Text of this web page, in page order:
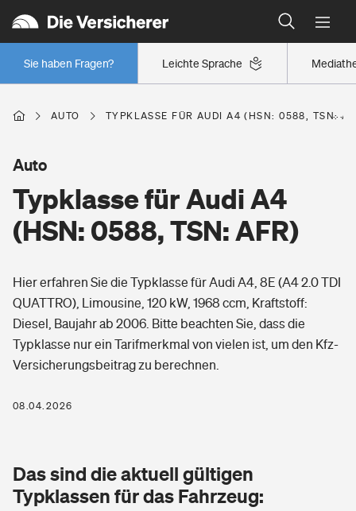
Leichte Sprache
Sie haben Fragen?
Wer versichert was: Jetzt Versicherer finden
Regionalklassen: So ist Ihre Region eingestuft
Wer versichert was: Jetzt Versicherer finden
Berufsunfähigkeitsversicherung
Erwerbsunfähigkeitsversicherung
Grundfähigkeitsversicherung
Arbeitsrechtsschutz
Berufshaftpflichtversicherung
Zur Übersicht
Tools
Wohnen
Elementarversicherung
Glasversicherung
Freizeit
Pri­vate Haft­pflicht­
Kinderunfall­ver­si­che­rung
Gesundheit
Private Krankenversicherung
Dread-Disease-Versicherung
AUTO TYPKLASSE FÜR AUDI A4 (HSN: 0588, TSN:
Typklasse für Audi A4
(HSN: 0588, TSN: AFR)
Auto
Hier erfahren Sie die Typklasse für Audi A4, 8E (A4 2.0 TDI
QUATTRO), Limousine, 120 kW, 1968 ccm, Kraftstoff:
Diesel, Baujahr ab 2006. Bitte beachten Sie, dass die
Typklasse nur ein Tarifmerkmal von vielen ist, um den Kfz-
Versicherungsbeitrag zu berechnen.
08.04.2026
Das sind die aktuell gültigen
Typklassen für das Fahrzeug: